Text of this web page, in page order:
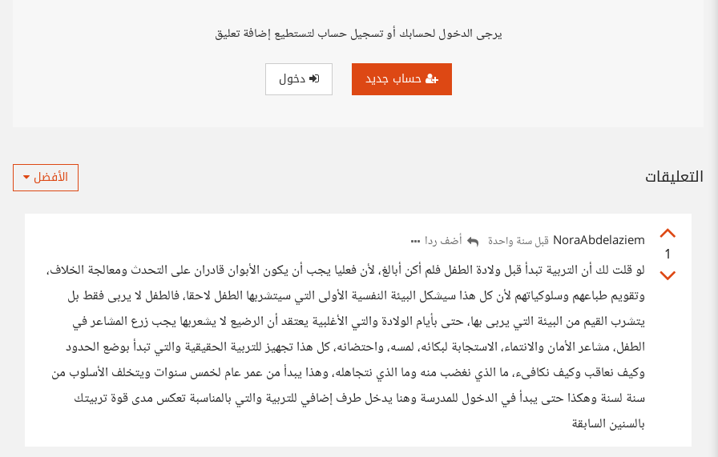
يرجى الدخول لحسابك أو تسجيل حساب لتستطيع إضافة تعليق
حساب جديد دخول
التعليقات الأفضل
1
NoraAbdelaziem قبل سنة واحدة أضف ردا
لو قلت لك أن التربية تبدأ قبل ولادة الطفل فلم أكن أبالغ، لأن فعليا يجب أن يكون الأبوان قادران على التحدث ومعالجة الخلاف،
وتقويم طباعهم وسلوكياتهم لأن كل هذا سيشكل البيئة النفسية الأولى التي سيتشربها الطفل لاحقا، فالطفل لا يربى فقط بل
يتشرب القيم من البيئة التي يربى بها، حتى بأيام الولادة والتي الأغلبية يعتقد أن الرضيع لا يشعربها يجب زرع المشاعر في
الطفل، مشاعر الأمان والانتماء، الاستجابة لبكائه، لمسه، واحتضانه، كل هذا تجهيز للتربية الحقيقية والتي تبدأ بوضع الحدود
وكيف نعاقب وكيف نكافىء، ما الذي نغضب منه وما الذي نتجاهله، وهذا يبدأ من عمر عام لخمس سنوات ويتخلف الأسلوب من
سنة لسنة وهكذا حتى يبدأ في الدخول للمدرسة وهنا يدخل طرف إضافي للتربية والتي بالمناسبة تعكس مدى قوة تربيتك
بالسنين السابقة